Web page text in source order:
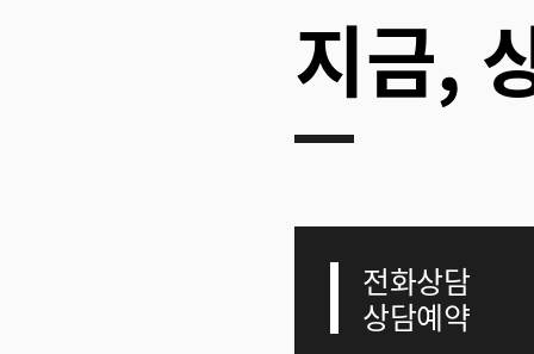
지금,
전화상담
상담예약